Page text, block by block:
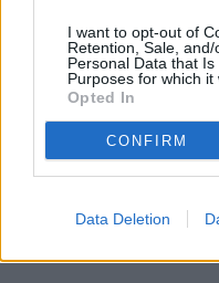
I want to opt-out of
Retention, Sale,
Personal Data that
Purposes for which it
Opted In
CONFIRM
Data Deletion